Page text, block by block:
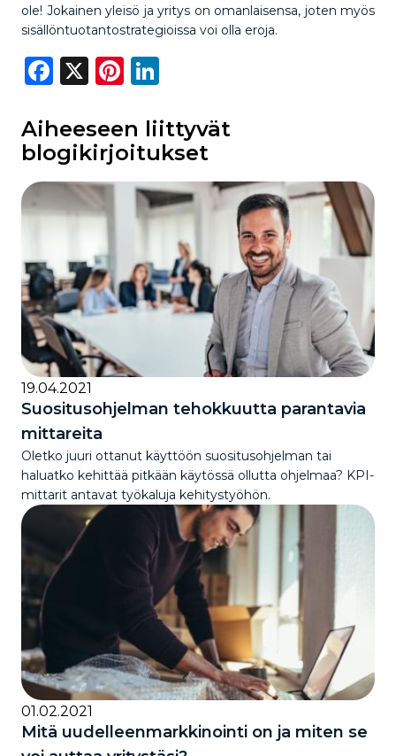
ole! Jokainen yleisö ja yritys on omanlaisensa, joten myös
sisällöntuotantostrategioissa voi olla eroja.
Facebook
X Pinterest
Aiheeseen liittyvät
blogikirjoitukset
19.04.2021
Suositusohjelman tehokkuutta parantavia
mittareita
Oletko juuri ottanut käyttöön suositusohjelman tai
haluatko kehittää pitkään käytössä ollutta ohjelmaa? KPI-
mittarit antavat työkaluja kehitystyöhön.
01.02.2021
Mitä uudelleenmarkkinointi on ja miten se